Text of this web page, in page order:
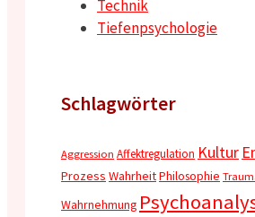
Technik
Tiefenpsychologie
Schlagwörter
Aggression Affektregulation Kultur
Prozess WahrheitPhilosophie
Wahrnehmung